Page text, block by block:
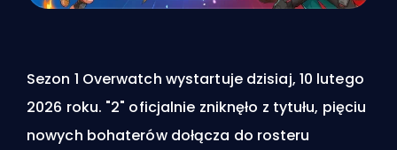
Sezon 1 Overwatch wystartuje dzisiaj, 10 lutego
2026 roku. "2" oficjalnie zniknęło z tytułu, pięciu
nowych bohaterów dołącza do rosteru